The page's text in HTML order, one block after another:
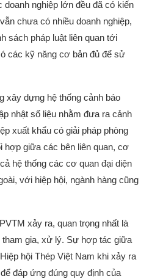
nghiệp lớn đều đã có kiến
chưa có nhiều doanh nghiệp,
sách pháp luật liên quan tới
các kỹ năng cơ bản đủ để sử
xây dựng hệ thống cảnh báo
nhật số liệu nhằm đưa ra cảnh
xuất khẩu có giải pháp phòng
hợp giữa các bên liên quan, cơ
hệ thống các cơ quan đại diện
với hiệp hội, ngành hàng cũng
xảy ra, quan trọng nhất là
tham gia, xử lý. Sự hợp tác giữa
hội Thép Việt Nam khi xảy ra
đáp ứng đúng quy định của